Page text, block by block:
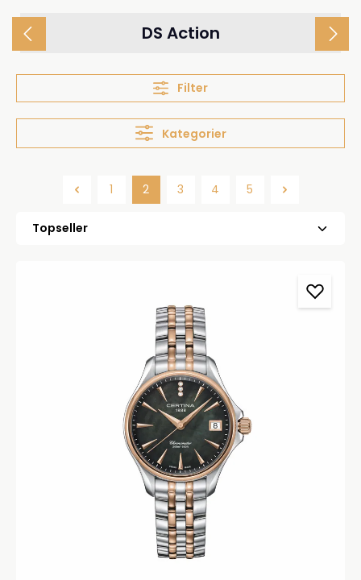
DS Action
Filter
Kategorier
Side
1 Side
2 Side
3 Side
4 Side
5